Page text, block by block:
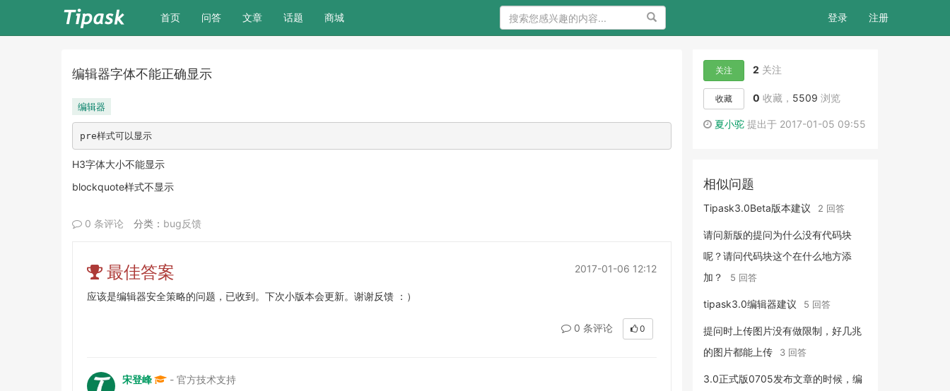
首页(current)
问答 文章 话题 商城 搜索 登录 注册
编辑器字体不能正确显示
编辑器
pre样式可以显示
H3字体大小不能显示
blockquote样式不显示
0 条评论 分类： bug反馈
最佳答案 2017-01-06 12:12
应该是编辑器安全策略的问题，已收到。下次小版本会更新。谢谢反馈 ：）
0 条评论 0
宋登峰
- 官方技术支持
关注 2 关注
收藏 0 收藏， 5509 浏览
夏小驼提出于 2017-01-05 09:55
相似问题
Tipask3.0Beta版本建议 2 回答
请问新版的提问为什么没有代码块
呢？请问代码块这个在什么地方添
加？
5 回答
tipask3.0编辑器建议 5 回答
提问时上传图片没有做限制，好几兆
的图片都能上传
3 回答
3.0正式版0705发布文章的时候，编